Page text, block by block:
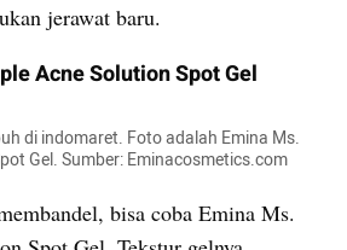
jerawat baru.
Acne Solution Spot Gel
di indomaret. Foto adalah Emina Ms.
Gel. Sumber: Eminacosmetics.com
bisa coba Emina Ms.